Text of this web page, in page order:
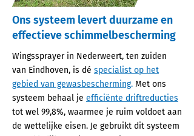
Ons systeem levert duurzame en
effectieve schimmelbescherming
Wingssprayer in Nederweert, ten zuiden
van Eindhoven, is dé specialist op het
gebied van gewasbescherming. Met ons
systeem behaal je efficiënte driftreducties
tot wel 99,8%, waarmee je ruim voldoet aan
de wettelijke eisen. Je gebruikt dit systeem